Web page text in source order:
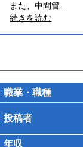
また、中間管...
続きを読む
職業・職種
投稿者
年収